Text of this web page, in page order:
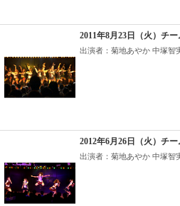
2011年8月23日（火）チ
出演者：菊地あやか 中塚智
2012年6月26日（火）チ
出演者：菊地あやか 中塚智